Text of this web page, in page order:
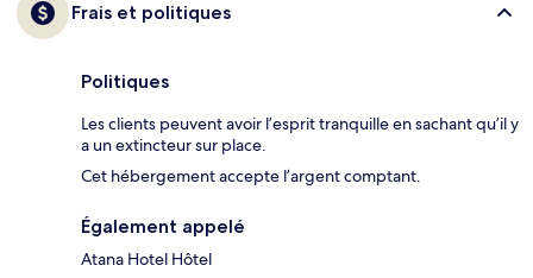
Frais et politiques
Politiques
Les clients peuvent avoir l’esprit tranquille en sachant qu’il y
a un extincteur sur place.
Cet hébergement accepte l’argent comptant.
Également appelé
Atana Hotel Hôtel